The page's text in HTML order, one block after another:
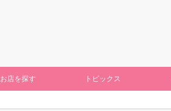
お店を探す トピックス